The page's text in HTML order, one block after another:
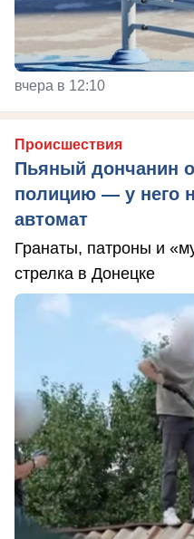
вчера в 12:10
Происшествия
Пьяный дончанин
полицию — у него
автомат
Гранаты, патроны и
стрелка в Донецке